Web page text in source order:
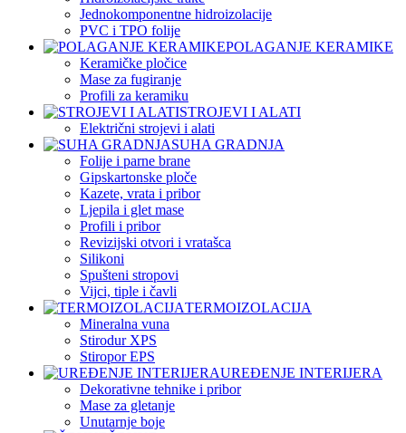
Jednokomponentne hidroizolacije
PVC i TPO folije
POLAGANJE KERAMIKE
Keramičke pločice
Mase za fugiranje
Profili za keramiku
STROJEVI I ALATI
Električni strojevi i alati
SUHA GRADNJA
Folije i parne brane
Gipskartonske ploče
Kazete, vrata i pribor
Ljepila i glet mase
Profili i pribor
Revizijski otvori i vratašca
Silikoni
Spušteni stropovi
Vijci, tiple i čavli
TERMOIZOLACIJA
Mineralna vuna
Stirodur XPS
Stiropor EPS
UREĐENJE INTERIJERA
Dekorativne tehnike i pribor
Mase za gletanje
Unutarnje boje